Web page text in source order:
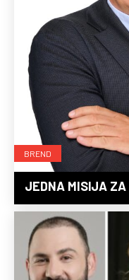
BREND
JEDNA MISIJA